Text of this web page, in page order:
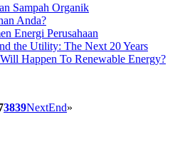
Sampah Organik
Anda?
Energi Perusahaan
the Utility: The Next 20 Years
Happen To Renewable Energy?
3839NextEnd»